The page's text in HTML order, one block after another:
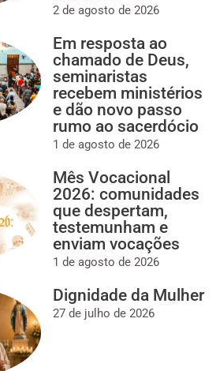
2 de agosto de 2026
Em resposta ao
chamado de Deus,
seminaristas
recebem ministérios
e dão novo passo
rumo ao sacerdócio
1 de agosto de 2026
Mês Vocacional
2026: comunidades
que despertam,
testemunham e
enviam vocações
1 de agosto de 2026
Dignidade da Mulher
27 de julho de 2026